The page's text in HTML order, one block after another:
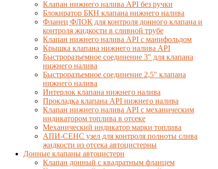
Клапан нижнего налива API без ручки
Блокиратор БКН клапана нижнего налива
Фланец ФЛОК для контроля донного клапана и
контроля жидкости в сливной трубе
Клапан нижнего налива API с манифольдом
Крышка клапана нижнего налива API
Быстроразъемное соединение 3" для клапана
нижнего налива
Быстроразъемное соединение 2,5" клапана
нижнего налива
Интерлок клапана нижнего налива
Прокладка клапана API нижнего налива
Клапан нижнего налива API с механическим
индикатором топлива в отсеке
Механический индикатор марки топлива
АПИ-СЕНС узел для контроля полноты слива
жидкости из отсека автоцистерны
Донные клапаны автоцистерн
Клапан донный с квадратным фланцем